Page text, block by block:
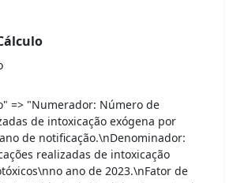
=> "Numerador: Número de
de intoxicação exógena por
de notificação.\nDenominador:
realizadas de intoxicação
ano de 2023.\nFator de